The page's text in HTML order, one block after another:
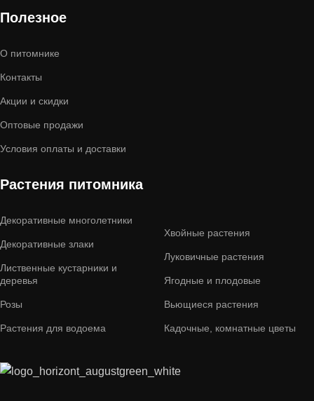
Полезное
О питомнике
Контакты
Акции и скидки
Оптовые продажи
Условия оплаты и доставки
Растения питомника
Декоративные многолетники
Декоративные злаки
Лиственные кустарники и
деревья
Розы
Растения для водоема
Хвойные растения
Луковичные растения
Ягодные и плодовые
Вьющиеся растения
Кадочные, комнатные цветы